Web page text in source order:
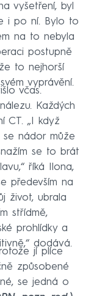
vyšetření, byl
i po ní. Bylo to
na to nebyla
postupně
to nejhorší
vyprávění.
včas.
Každých
CT. „I když
nádor může
se to brát
říká Ilona,
především na
život, ubrala
střídmě,
prohlídky a
dodává.
jí plíce
způsobené
se jedná o